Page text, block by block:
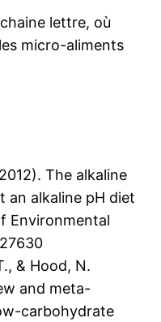
lettre, où
micro-aliments
The alkaline
an alkaline pH diet
Environmental
& Hood, N.
and meta-
carbohydrate